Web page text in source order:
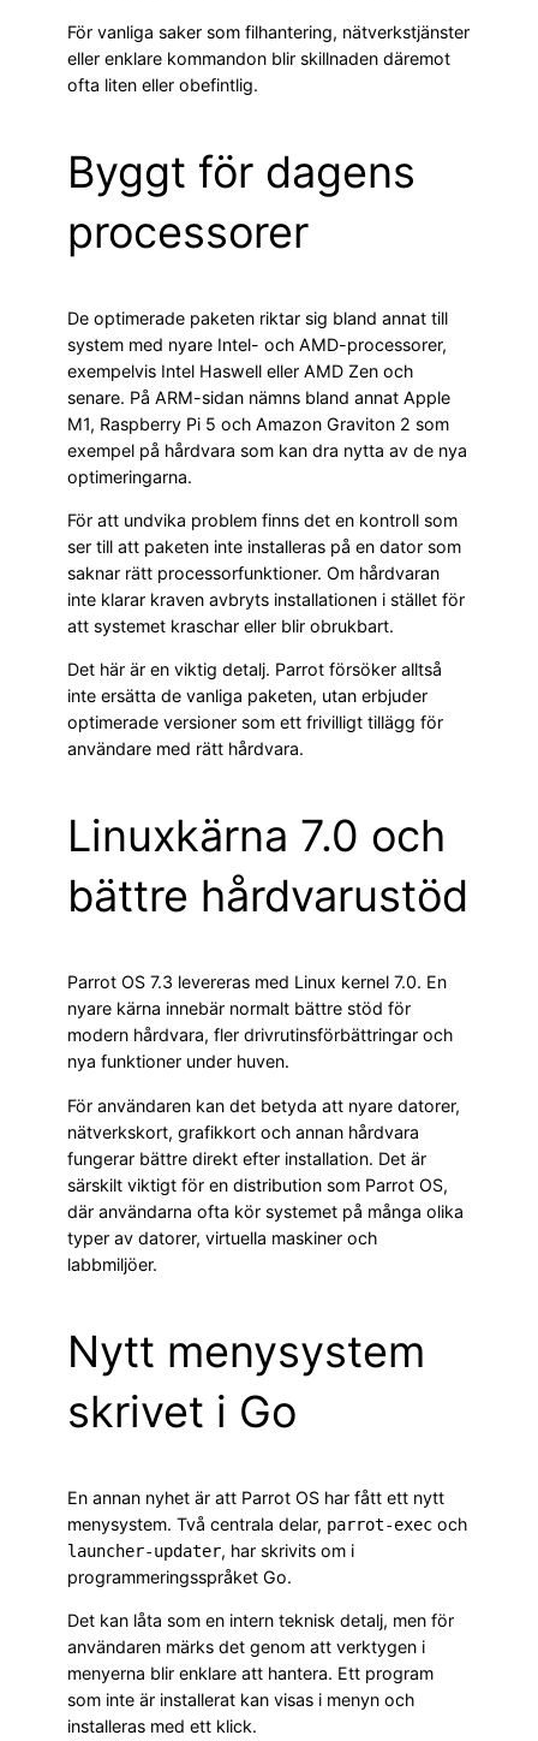
För vanliga saker som filhantering, nätverkstjänster
eller enklare kommandon blir skillnaden däremot
ofta liten eller obefintlig.
Byggt för dagens
processorer
De optimerade paketen riktar sig bland annat till
system med nyare Intel- och AMD-processorer,
exempelvis Intel Haswell eller AMD Zen och
senare. På ARM-sidan nämns bland annat Apple
M1, Raspberry Pi 5 och Amazon Graviton 2 som
exempel på hårdvara som kan dra nytta av de nya
optimeringarna.
För att undvika problem finns det en kontroll som
ser till att paketen inte installeras på en dator som
saknar rätt processorfunktioner. Om hårdvaran
inte klarar kraven avbryts installationen i stället för
att systemet kraschar eller blir obrukbart.
Det här är en viktig detalj. Parrot försöker alltså
inte ersätta de vanliga paketen, utan erbjuder
optimerade versioner som ett frivilligt tillägg för
användare med rätt hårdvara.
Linuxkärna 7.0 och
bättre hårdvarustöd
Parrot OS 7.3 levereras med Linux kernel 7.0. En
nyare kärna innebär normalt bättre stöd för
modern hårdvara, fler drivrutinsförbättringar och
nya funktioner under huven.
För användaren kan det betyda att nyare datorer,
nätverkskort, grafikkort och annan hårdvara
fungerar bättre direkt efter installation. Det är
särskilt viktigt för en distribution som Parrot OS,
där användarna ofta kör systemet på många olika
typer av datorer, virtuella maskiner och
labbmiljöer.
Nytt menysystem
skrivet i Go
En annan nyhet är att Parrot OS har fått ett nytt
menysystem. Två centrala delar, parrot-exec och
launcher-updater, har skrivits om i
programmeringsspråket Go.
Det kan låta som en intern teknisk detalj, men för
användaren märks det genom att verktygen i
menyerna blir enklare att hantera. Ett program
som inte är installerat kan visas i menyn och
installeras med ett klick.